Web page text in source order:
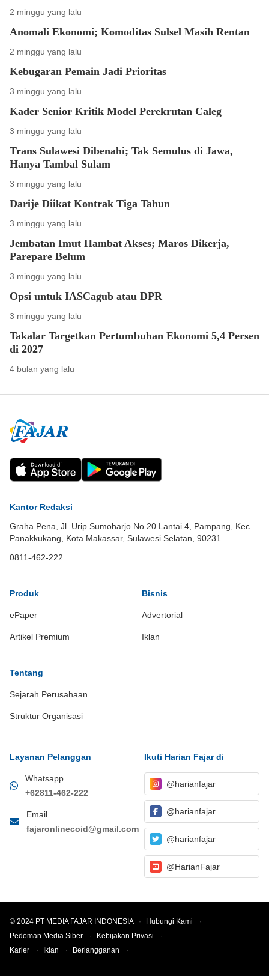
2 minggu yang lalu
Anomali Ekonomi; Komoditas Sulsel Masih Rentan
2 minggu yang lalu
Kebugaran Pemain Jadi Prioritas
3 minggu yang lalu
Kader Senior Kritik Model Perekrutan Caleg
3 minggu yang lalu
Trans Sulawesi Dibenahi; Tak Semulus di Jawa,
Hanya Tambal Sulam
3 minggu yang lalu
Darije Diikat Kontrak Tiga Tahun
3 minggu yang lalu
Jembatan Imut Hambat Akses; Maros Dikerja,
Parepare Belum
3 minggu yang lalu
Opsi untuk IASCagub atau DPR
3 minggu yang lalu
Takalar Targetkan Pertumbuhan Ekonomi 5,4 Persen
di 2027
4 bulan yang lalu
Kantor Redaksi
Graha Pena, Jl. Urip Sumoharjo No.20 Lantai 4, Pampang, Kec.
Panakkukang, Kota Makassar, Sulawesi Selatan, 90231.
0811-462-222
Produk
ePaper
Artikel Premium
Bisnis
Advertorial
Iklan
Tentang
Sejarah Perusahaan
Struktur Organisasi
Layanan Pelanggan
Whatsapp
+62811-462-222
Email
fajaronlinecoid@gmail.com
Ikuti Harian Fajar di
@harianfajar
@harianfajar
@harianfajar
@HarianFajar
© 2024 PT MEDIA FAJAR INDONESIA · Hubungi Kami
·
Pedoman Media Siber
· Kebijakan Privasi
·
Karier
· Iklan · Berlangganan ·